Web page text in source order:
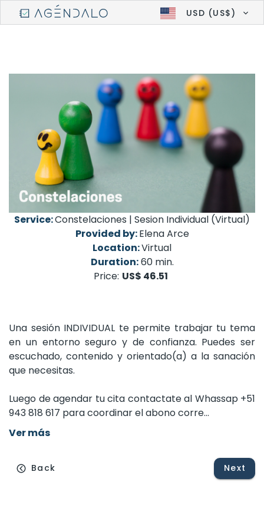
USD (US$)
Service:Constelaciones | Sesion Individual (Virtual)
Provided by:Elena Arce
Location:Virtual
Duration:60 min.
Price: US$ 46.51
Una sesión INDIVIDUAL te permite trabajar tu tema
en un entorno seguro y de confianza. Puedes ser
escuchado, contenido y orientado(a) a la sanación
que necesitas.
Luego deagendar tucita contactateal Whassap +51
943818 617 paracoordinarelabonocorre...
Ver más
Back Next